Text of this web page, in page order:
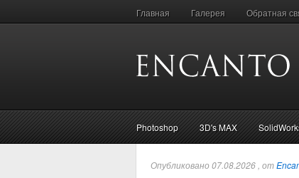
Главная Галерея Обратная
Photoshop 3D's MAX
Опубликовано 07.08.2026 , от